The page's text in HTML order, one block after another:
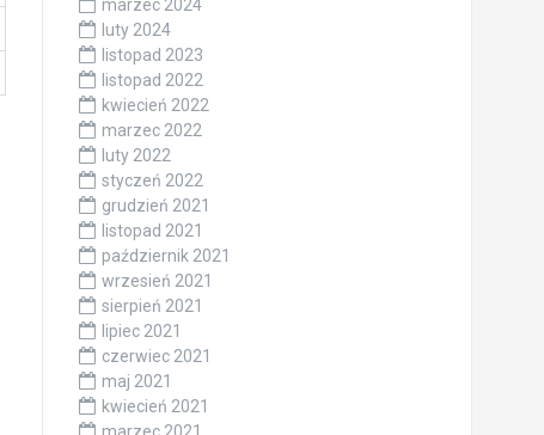
marzec 2024
luty 2024
listopad 2023
listopad 2022
kwiecień 2022
marzec 2022
luty 2022
styczeń 2022
grudzień 2021
listopad 2021
październik 2021
wrzesień 2021
sierpień 2021
lipiec 2021
czerwiec 2021
maj 2021
kwiecień 2021
marzec 2021